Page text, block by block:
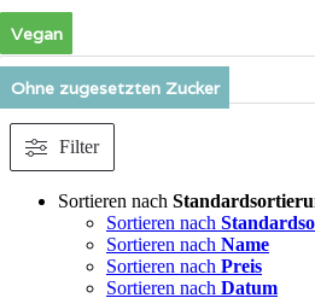
Inhalt
springen
Products
search
Filter
Sortieren nach
Sortieren nach
Sortieren nach Name
Sortieren nach Preis
Sortieren nach Datum
Vegan
Ohne zugesetzten Zucker
Vegan
Ohne zugesetzten Zucker
Vegan
Ohne zugesetzten Zucker
Vegan
Vegan
Vegan
Vegan
Vegan
Vegan
Ohne zugesetzten Zucker